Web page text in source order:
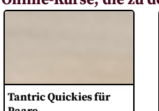
Orgas­mic